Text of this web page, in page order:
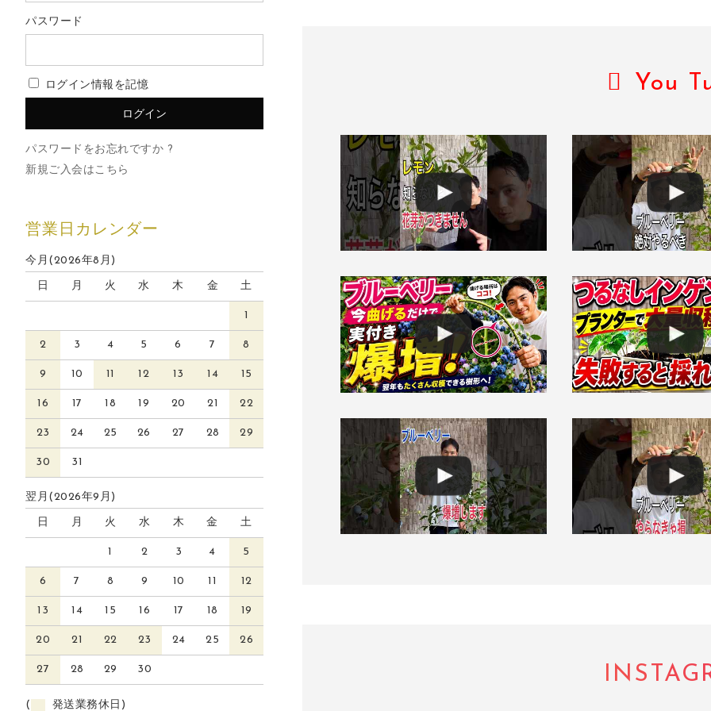
You
パスワード
ログイン情報を記憶
パスワードをお忘れですか ?
新規ご入会はこちら
営業日カレンダー
今月(2026年8月)
日 月 火 水 木 金 土
1
2 3 4 5 6 7 8
9 10 11 12 13 14 15
16 17 18 19 20 21 22
23 24 25 26 27 28 29
30 31
翌月(2026年9月)
日 月 火 水 木 金 土
1 2 3 4 5
6 7 8 9 10 11 12
13 14 15 16 17 18 19
20 21 22 23 24 25 26
27 28 29 30
( 発送業務休日)